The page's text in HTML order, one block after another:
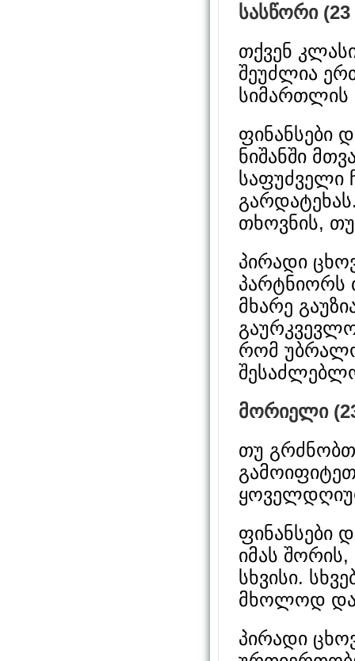
სასწორი
თქვენ
შეუძლია
სიმართლის
ფინანსები
ნიშანში
საფუძველი
თხოვნის,
პირადი
პარტნიორს
მხარე
რომ
მორიელი
თუ
ფინანსები
იმას
სხვისი.
მხოლოდ
პირადი